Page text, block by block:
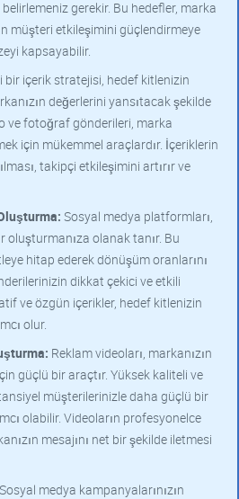
gerekir. Bu hedefler, marka
müşteri etkileşimini güçlendirmeye
kapsayabilir.
bir içerik stratejisi, hedef kitlenizin
değerlerini yansıtacak şekilde
ve fotoğraf gönderileri, marka
için mükemmel araçlardır. İçeriklerin
takipçi etkileşimini artırır ve
Sosyal medya platformları,
oluşturmanıza olanak tanır. Bu
hitap ederek dönüşüm oranlarını
dikkat çekici ve etkili
ve özgün içerikler, hedef kitlenizin
olur.
Reklam videoları, markanızın
güçlü bir araçtır. Yüksek kaliteli ve
müşterilerinizle daha güçlü bir
olabilir. Videoların profesyonelce
mesajını net bir şekilde iletmesi
Sosyal medya kampanyalarınızın